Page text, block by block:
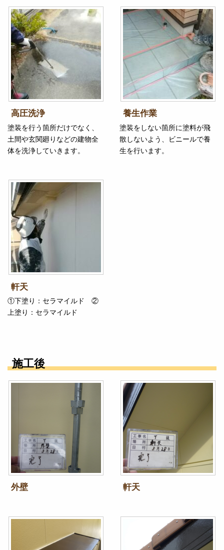
高圧洗浄
塗装を行う箇所だけでなく、
土間や玄関廻りなどの建物全
体を洗浄していきます。
養生作業
塗装をしない箇所に塗料が飛
散しないよう、ビニールで養
生を行います。
軒天
①下塗り：セラマイルド ②
上塗り：セラマイルド
施工後
外壁 軒天